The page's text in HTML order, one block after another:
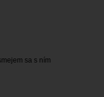
sa s ním